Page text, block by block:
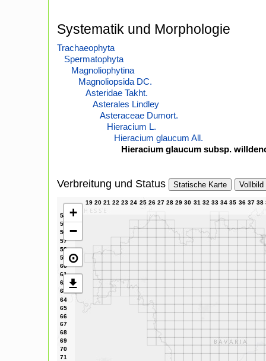
Systematik und Morphologie
Trachaeophyta
Spermatophyta
Magnoliophytina
Magnoliopsida DC.
Asteridae Takht.
Asterales Lindley
Asteraceae Dumort.
Hieracium L.
Hieracium glaucum All.
Hieracium glaucum subsp.
Verbreitung und Status Statische Karte Vollbild
+
−
⊙